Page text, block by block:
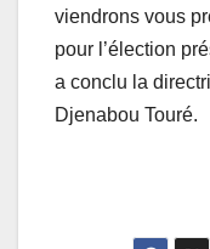
viendrons vous
pour l’élection
a conclu la
Djenabou Touré.